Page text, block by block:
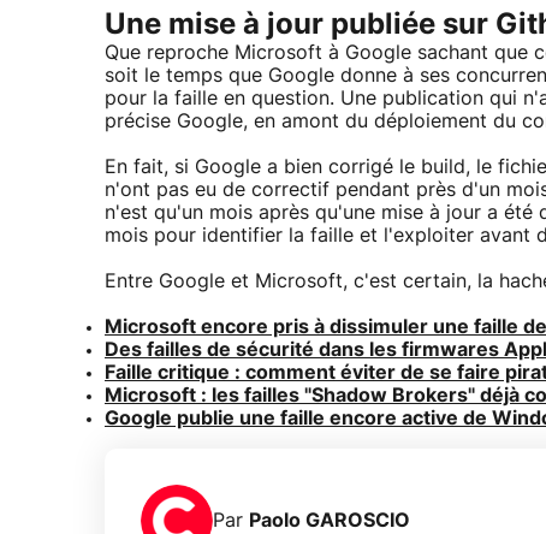
Une mise à jour publiée sur
Que reproche Microsoft à Google sachant que
soit le temps que Google donne à ses
pour la faille en question. Une publication qui
précise Google, en amont du déploiement du
En fait, si Google a bien corrigé le build, le
n'ont pas eu de correctif pendant près d'un
n'est qu'un mois après qu'une mise à jour a
mois pour identifier la faille et l'exploiter avant
Entre Google et Microsoft, c'est certain, la
Microsoft encore pris à dissimuler une faille
Des failles de sécurité dans les firmwares
Faille critique : comment éviter de se faire
Microsoft : les failles "Shadow Brokers" déjà
Google publie une faille encore active de
Par Paolo GAROSCIO